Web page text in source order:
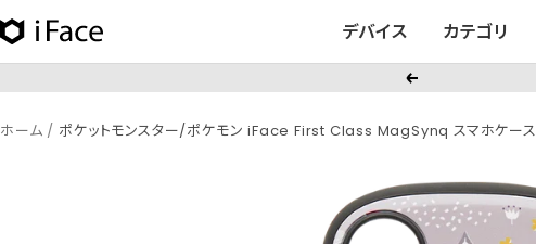
コ
ン
ツ
デバイス カテゴリ
iFace
日
本
公
戻
ホーム ポケットモンスター/ポケモン iFace First Class MagSynq スマホケース